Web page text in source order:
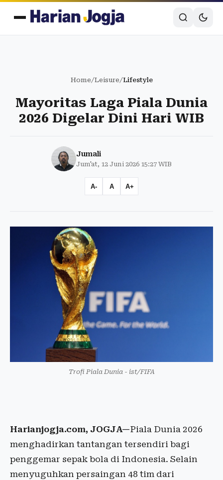
Home/Leisure/Lifestyle
Mayoritas Laga Piala Dunia
2026 Digelar Dini Hari WIB
Jumali
Jum'at, 12 Juni 2026 15:27 WIB
A- A A+
Trofi Piala Dunia - ist/FIFA
Harianjogja.com, JOGJA—Piala Dunia 2026
menghadirkan tantangan tersendiri bagi
penggemar sepak bola di Indonesia. Selain
menyuguhkan persaingan 48 tim dari